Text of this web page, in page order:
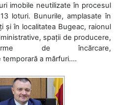
imobile neutilizate în procesul
loturi. Bunurile, amplasate în
și în localitatea Bugeac, raionul
spații de producere,
de încărcare,
a mărfuri....